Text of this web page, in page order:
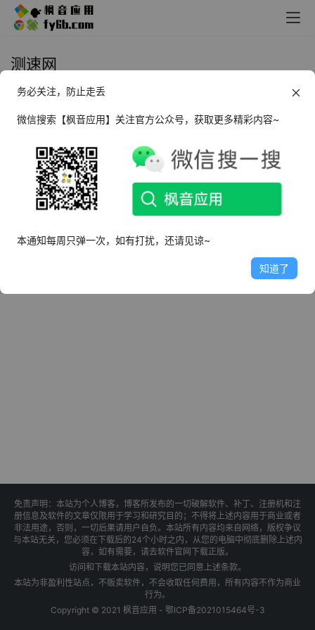
测速网
2025年2月12日
免责声明：本站为个人博客，博客所发布的一切破解软件、补丁、注册机和注
册信息及软件的文章仅限用于学习和研究目的；不得将上述内容用于商业或者
非法用途，否则，一切后果请用户自负。本站所有内容均来自网络，版权争议
与本站无关，您必须在下载后的24个小时之内，从您的电脑中彻底删除上述内
容，如有需要，请去软件官网下载正版。
访问和下载本站内容，说明您已同意上述条款。
本站为非盈利性站点，不贩卖软件，不会收取任何费用，所有内容不作为商业
行为。
Copyright © 2021 枫音应用 - 鄂ICP备2021015464号-3
务必关注，防止走丢
微信搜索【枫音应用】关注官方公众号，获取更多精彩内容~
本通知每周只弹一次，如有打扰，还请见谅~
知道了